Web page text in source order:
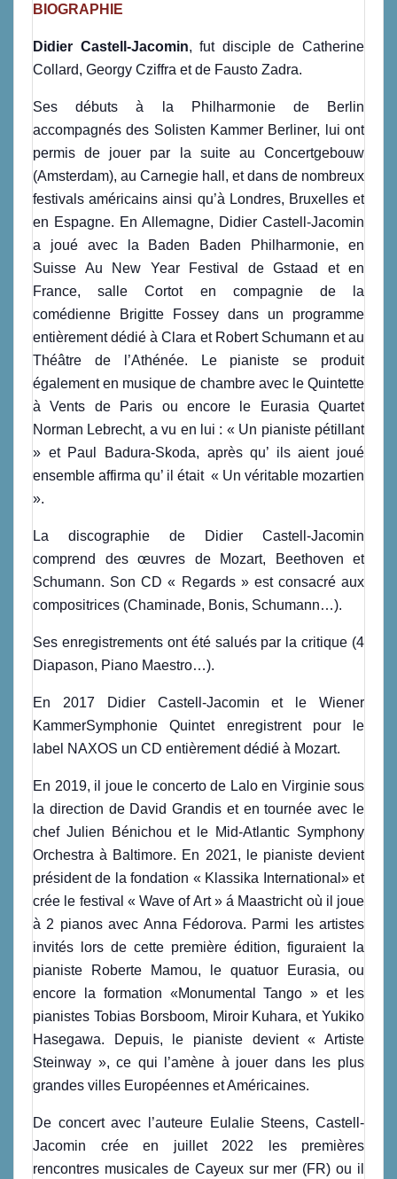
BIOGRAPHIE
Didier Castell-Jacomin, fut disciple de Catherine
Collard, Georgy Cziffra et de Fausto Zadra.
Ses débuts à la Philharmonie de Berlin
accompagnés des Solisten Kammer Berliner, lui ont
permis de jouer par la suite au Concertgebouw
(Amsterdam), au Carnegie hall, et dans de nombreux
festivals américains ainsi qu’à Londres, Bruxelles et
en Espagne. En Allemagne, Didier Castell-Jacomin
a joué avec la Baden Baden Philharmonie, en
Suisse Au New Year Festival de Gstaad et en
France, salle Cortot en compagnie de la
comédienne Brigitte Fossey dans un programme
entièrement dédié à Clara et Robert Schumann et au
Théâtre de l’Athénée. Le pianiste se produit
également en musique de chambre avec le Quintette
à Vents de Paris ou encore le Eurasia Quartet
Norman Lebrecht, a vu en lui : « Un pianiste pétillant
» et Paul Badura-Skoda, après qu’ ils aient joué
ensemble affirma qu’ il était « Un véritable mozartien
».
La discographie de Didier Castell-Jacomin
comprend des œuvres de Mozart, Beethoven et
Schumann. Son CD « Regards » est consacré aux
compositrices (Chaminade, Bonis, Schumann…).
Ses enregistrements ont été salués par la critique (4
Diapason, Piano Maestro…).
En 2017 Didier Castell-Jacomin et le Wiener
KammerSymphonie Quintet enregistrent pour le
label NAXOS un CD entièrement dédié à Mozart.
En 2019, il joue le concerto de Lalo en Virginie sous
la direction de David Grandis et en tournée avec le
chef Julien Bénichou et le Mid-Atlantic Symphony
Orchestra à Baltimore. En 2021, le pianiste devient
président de la fondation « Klassika International» et
crée le festival « Wave of Art » á Maastricht où il joue
à 2 pianos avec Anna Fédorova. Parmi les artistes
invités lors de cette première édition, figuraient la
pianiste Roberte Mamou, le quatuor Eurasia, ou
encore la formation «Monumental Tango » et les
pianistes Tobias Borsboom, Miroir Kuhara, et Yukiko
Hasegawa. Depuis, le pianiste devient « Artiste
Steinway », ce qui l’amène à jouer dans les plus
grandes villes Européennes et Américaines.
De concert avec l’auteure Eulalie Steens, Castell-
Jacomin crée en juillet 2022 les premières
rencontres musicales de Cayeux sur mer (FR) ou il